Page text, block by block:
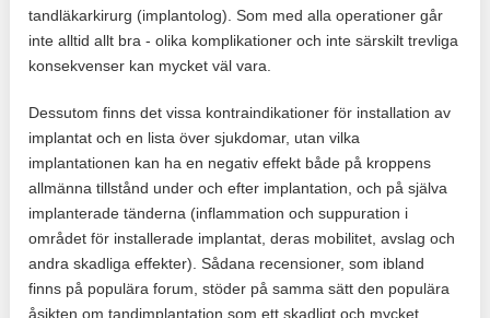
tandläkarkirurg (implantolog). Som med alla operationer går
inte alltid allt bra - olika komplikationer och inte särskilt trevliga
konsekvenser kan mycket väl vara.
Dessutom finns det vissa kontraindikationer för installation av
implantat och en lista över sjukdomar, utan vilka
implantationen kan ha en negativ effekt både på kroppens
allmänna tillstånd under och efter implantation, och på själva
implanterade tänderna (inflammation och suppuration i
området för installerade implantat, deras mobilitet, avslag och
andra skadliga effekter). Sådana recensioner, som ibland
finns på populära forum, stöder på samma sätt den populära
åsikten om tandimplantation som ett skadligt och mycket